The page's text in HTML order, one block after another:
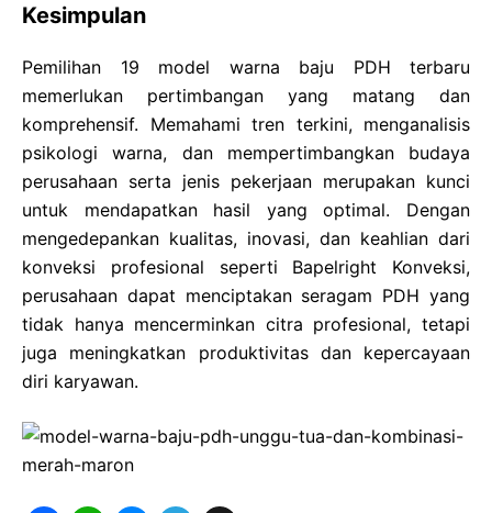
Kesimpulan
Pemilihan 19 model warna baju PDH terbaru
memerlukan pertimbangan yang matang dan
komprehensif. Memahami tren terkini, menganalisis
psikologi warna, dan mempertimbangkan budaya
perusahaan serta jenis pekerjaan merupakan kunci
untuk mendapatkan hasil yang optimal. Dengan
mengedepankan kualitas, inovasi, dan keahlian dari
konveksi profesional seperti Bapelright Konveksi,
perusahaan dapat menciptakan seragam PDH yang
tidak hanya mencerminkan citra profesional, tetapi
juga meningkatkan produktivitas dan kepercayaan
diri karyawan.